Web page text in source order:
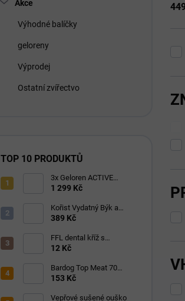
Akce
Výhodné balíčky
geloreny
Výprodej
Ostatní zvířectvo
TOP 10 PRODUKTŮ
3x Geloren ACTIVE
pomeranč 400g (3x90
1 299 Kč
Kořist Vydatný Býk a
Krocan pro aktivní psy
389 Kč
FFL dental kříž s
eukalyptem 1 ks
12 Kč
Bardog Top Meat 70
granule lisované za
153 Kč
Vepřové sušené ouško
ů